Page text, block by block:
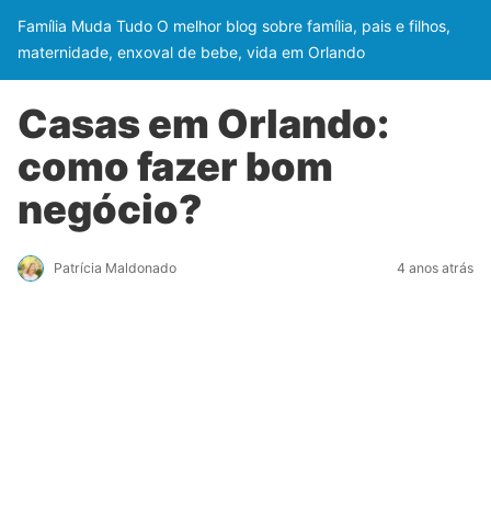
Família Muda Tudo O melhor blog sobre família, pais e filhos,
maternidade, enxoval de bebe, vida em Orlando
Casas em Orlando:
como fazer bom
negócio?
Patrícia Maldonado 4 anos atrás